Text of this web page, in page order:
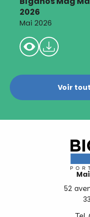
2026
Mai 2026
Voir
52